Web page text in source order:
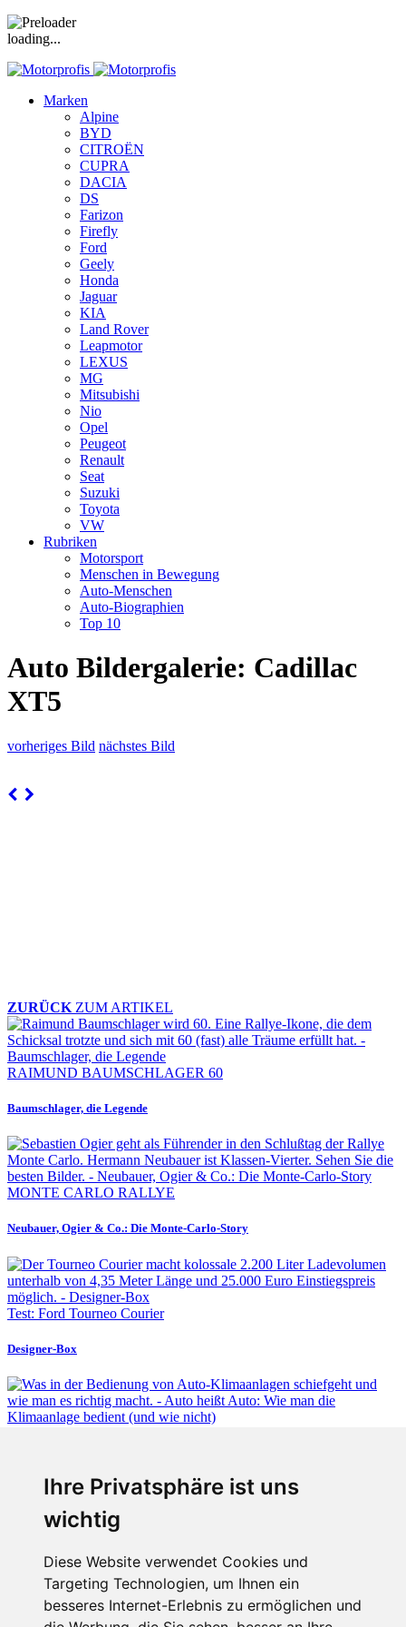
Ihre Privatsphäre ist uns
wichtig
Diese Website verwendet Cookies und
Targeting Technologien, um Ihnen ein
besseres Internet-Erlebnis zu ermöglichen und
loading...
Marken
Alpine
BYD
CITROËN
CUPRA
DACIA
DS
Farizon
Firefly
Ford
Geely
Honda
Jaguar
KIA
Land Rover
Leapmotor
LEXUS
MG
Mitsubishi
Nio
Opel
Peugeot
Renault
Seat
Suzuki
Toyota
VW
Rubriken
Motorsport
Menschen in Bewegung
Auto-Menschen
Auto-Biographien
Top 10
Auto Bildergalerie: Cadillac
XT5
vorheriges Bild nächstes Bild
ZURÜCK ZUM ARTIKEL
RAIMUND BAUMSCHLAGER 60
Baumschlager, die Legende
MONTE CARLO RALLYE
Neubauer, Ogier & Co.: Die Monte-Carlo-Story
Test: Ford Tourneo Courier
Designer-Box
Auto heißt Auto: Wie man die Klimaanlage bedient (und wie nicht)
Fabian Steiner
Der großen Katzensprung mit dem Jaguar Type 01